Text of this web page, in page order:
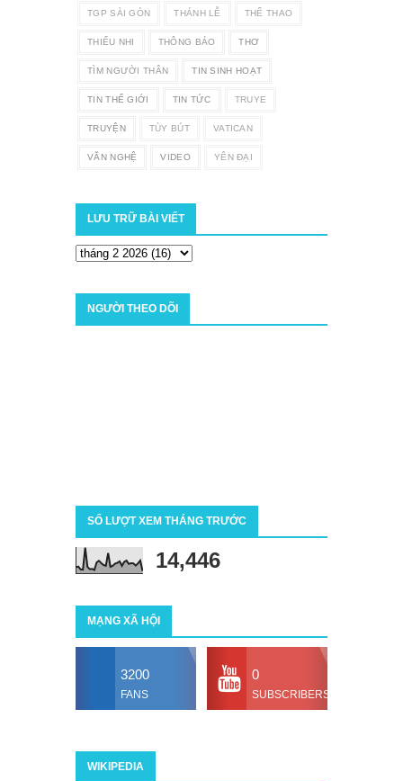
TGP SÀI GÒN THÁNH LỄ THỂ THAO
THIẾU NHI THÔNG BÁO THƠ
TÌM NGƯỜI THÂN TIN SINH HOẠT
TIN THẾ GIỚI TIN TỨC TRUYE
TRUYỆN TÙY BÚT VATICAN
VĂN NGHỆ VIDEO YÊN ĐẠI
LƯU TRỮ BÀI VIẾT
NGƯỜI THEO DÕI
SỐ LƯỢT XEM THÁNG TRƯỚC
14,446
MẠNG XÃ HỘI
3200
FANS
0
SUBSCRIBERS
WIKIPEDIA